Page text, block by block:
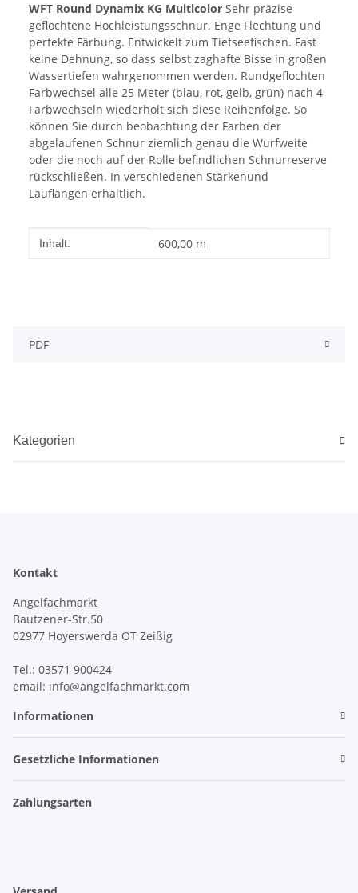
WFT Round Dynamix KG Multicolor Sehr präzise
geflochtene Hochleistungsschnur. Enge Flechtung und
perfekte Färbung. Entwickelt zum Tiefseefischen. Fast
keine Dehnung, so dass selbst zaghafte Bisse in großen
Wassertiefen wahrgenommen werden. Rundgeflochten
Farbwechsel alle 25 Meter (blau, rot, gelb, grün) nach 4
Farbwechseln wiederholt sich diese Reihenfolge. So
können Sie durch beobachtung der Farben der
abgelaufenen Schnur ziemlich genau die Wurfweite
oder die noch auf der Rolle befindlichen Schnurreserve
rückschließen. In verschiedenen Stärkenund
Lauflängen erhältlich.
Produkteigenschaft
Wert
Inhalt: 600,00 m
PDF
Kategorien
Kontakt
Angelfachmarkt
Bautzener-Str.50
02977 Hoyerswerda OT Zeißig
Tel.: 03571 900424
email: info@angelfachmarkt.com
Informationen
Gesetzliche Informationen
Zahlungsarten